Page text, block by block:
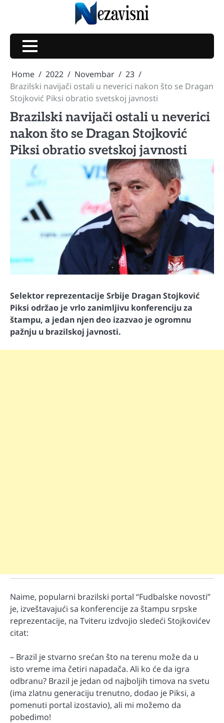
Home 2022 Novembar
23
Brazilski navijači ostali u neverici nakon što se Dragan
Stojković Piksi obratio svetskoj javnosti
Brazilski navijači ostali u neverici
nakon što se Dragan Stojković
Piksi obratio svetskoj javnosti
Selektor reprezentacije Srbije Dragan Stojković
Piksi održao je vrlo zanimljivu konferenciju za
štampu, a jedan njen deo izazvao je ogromnu
pažnju u brazilskoj javnosti.
Naime, popularni brazilski portal “Fudbalske novosti”
je, izveštavajući sa konferencije za štampu srpske
reprezentacije, na Tviteru izdvojio sledeći Stojkovićev
citat:
– Brazil je stvarno srećan što na terenu može da u
isto vreme ima četiri napadača. Ali ko će da igra
odbranu? Brazil je jedan od najboljih timova na svetu
(ima zlatnu generaciju trenutno, dodao je Piksi, a
pomenuti portal izostavio), ali mi možemo da
pobedimo!